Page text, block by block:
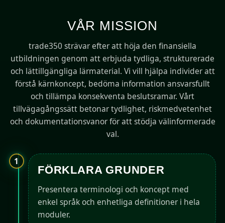
VÅR MISSION
trade350 strävar efter att höja den finansiella
utbildningen genom att erbjuda tydliga, strukturerade
och lättillgängliga lärmaterial. Vi vill hjälpa individer att
förstå kärnkoncept, bedöma information ansvarsfullt
och tillämpa konsekventa beslutsramar. Vårt
tillvägagångssätt betonar tydlighet, riskmedvetenhet
och dokumentationsvanor för att stödja välinformerade
val.
1
FÖRKLARA GRUNDER
Presentera terminologi och koncept med
enkel språk och enhetliga definitioner i hela
moduler.